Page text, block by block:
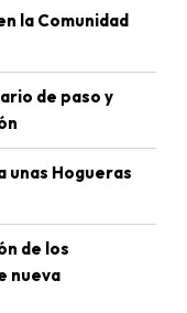
la Comunidad
de paso y
unas Hogueras
de los
nueva